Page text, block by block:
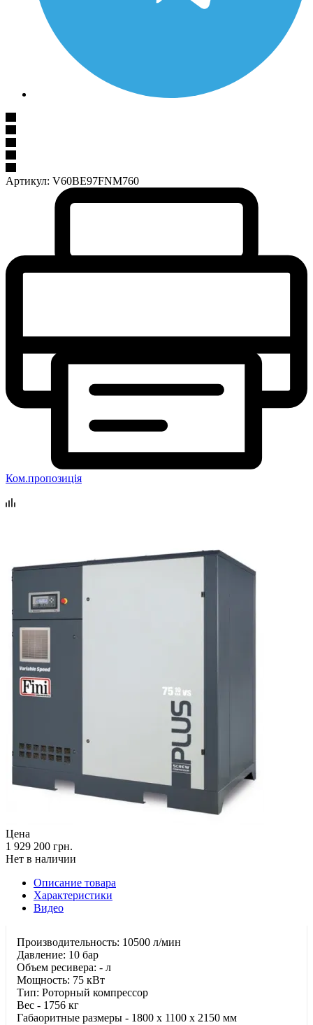
Артикул: V60BE97FNM760
Ком.пропозиція
Цена
1 929 200 грн.
Нет в наличии
Описание товара
Характеристики
Видео
Производительность: 10500 л/мин
Давление: 10 бар
Объем ресивера: - л
Мощность: 75 кВт
Тип: Роторный компрессор
Вес - 1756 кг
Габаоритные размеры - 1800 x 1100 x 2150 мм